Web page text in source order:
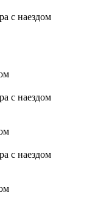
с наездом
с наездом
с наездом